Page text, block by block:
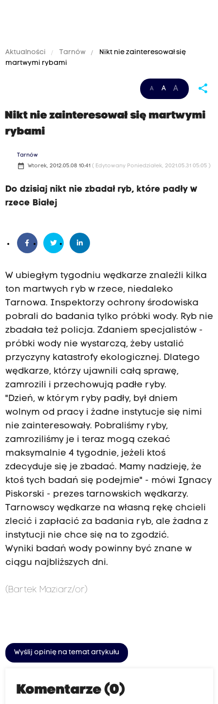
Aktualności Tarnów
Nikt nie zainteresował się
martwymi rybami
A A A share
Nikt nie zainteresował się martwymi
rybami
Tarnów
date_range Wtorek, 2012.05.08 10:41 ( Edytowany Poniedziałek, 2021.05.31 05:05 )
Do dzisiaj nikt nie zbadał ryb, które padły w
rzece Białej
W ubiegłym tygodniu wędkarze znaleźli kilka
ton martwych ryb w rzece, niedaleko
Tarnowa. Inspektorzy ochrony środowiska
pobrali do badania tylko próbki wody. Ryb nie
zbadała też policja. Zdaniem specjalistów -
próbki wody nie wystarczą, żeby ustalić
przyczyny katastrofy ekologicznej. Dlatego
wędkarze, którzy ujawnili całą sprawę,
zamrozili i przechowują padłe ryby.
"Dzień, w którym ryby padły, był dniem
wolnym od pracy i żadne instytucje się nimi
nie zainteresowały. Pobraliśmy ryby,
zamroziliśmy je i teraz mogą czekać
maksymalnie 4 tygodnie, jeżeli ktoś
zdecyduje się je zbadać. Mamy nadzieję, że
ktoś tych badań się podejmie" - mówi Ignacy
Piskorski - prezes tarnowskich wędkarzy.
Tarnowscy wędkarze na własną rękę chcieli
zlecić i zapłacić za badania ryb, ale żadna z
instytucji nie chce się na to zgodzić.
Wyniki badań wody powinny być znane w
ciągu najbliższych dni.
(Bartek Maziarz/or)
Wyślij opinię na temat artykułu
Komentarze (0)